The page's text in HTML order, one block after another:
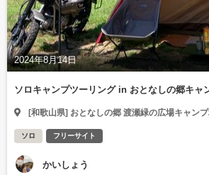
2024年8月14日
ソロキャンプツーリング in おとなしの郷キャ
[和歌山県] おとなしの郷 渡瀬緑の広場キャン
ソロ フリーサイト
かいしょう